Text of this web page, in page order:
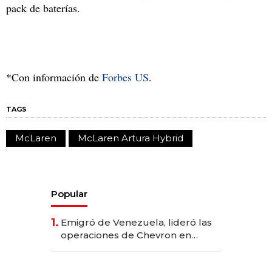
pack de baterías.
*Con información de Forbes US.
TAGS
McLaren McLaren Artura Hybrid
Popular
1. Emigró de Venezuela, lideró las
operaciones de Chevron en